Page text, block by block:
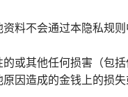
料不会通过本隐私规
或其他任何损害（包括
因造成的金钱上的损